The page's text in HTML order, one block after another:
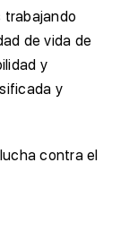
trabajando
de vida de
y
y
contra el